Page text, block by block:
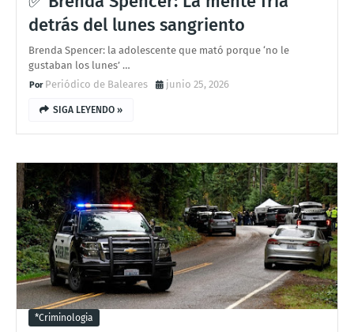
detrás del lunes sangriento
Brenda Spencer: la adolescente que mató porque ‘no le
gustaban los lunes’ …
Periódico de Baleares
junio 25, 2026
SIGA LEYENDO »
*criminologia